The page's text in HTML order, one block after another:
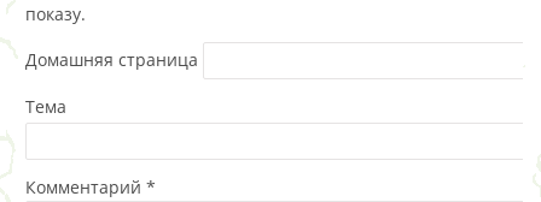
показу.
Домашняя страница
Тема
Комментарий *